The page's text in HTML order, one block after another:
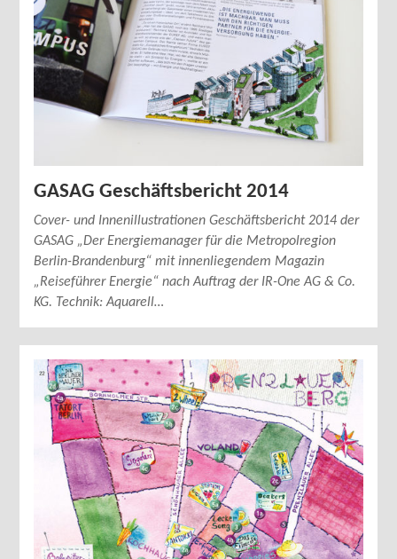
GASAG Geschäftsbericht 2014
Cover- und Innenillustrationen Geschäftsbericht 2014 der
GASAG „Der Energiemanager für die Metropolregion
Berlin-Brandenburg“ mit innenliegendem Magazin
„Reiseführer Energie“ nach Auftrag der IR-One AG & Co.
KG. Technik: Aquarell…